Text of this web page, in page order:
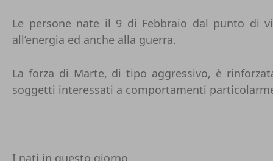
Le persone nate il 9 di Febbraio dal punto di
all’energia ed anche alla guerra.
La forza di Marte, di tipo aggressivo, è
soggetti interessati a comportamenti
I nati in questo giorno